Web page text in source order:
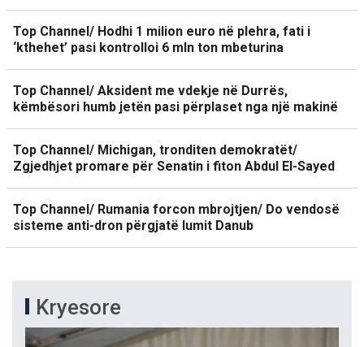
Top Channel/ Hodhi 1 milion euro në plehra, fati i
‘kthehet’ pasi kontrolloi 6 mln ton mbeturina
Top Channel/ Aksident me vdekje në Durrës,
këmbësori humb jetën pasi përplaset nga një makinë
Top Channel/ Michigan, tronditen demokratët/
Zgjedhjet promare për Senatin i fiton Abdul El-Sayed
Top Channel/ Rumania forcon mbrojtjen/ Do vendosë
sisteme anti-dron përgjatë lumit Danub
Kryesore